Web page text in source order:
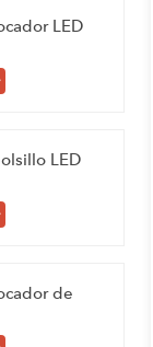
LED
LED
de